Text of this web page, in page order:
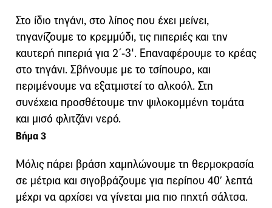
Στο ίδιο τηγάνι, στο λίπος που έχει μείνει,
τηγανίζουμε το κρεμμύδι, τις πιπεριές και την
καυτερή πιπεριά για 2΄-3'. Επαναφέρουμε το κρέας
στο τηγάνι. Σβήνουμε με το τσίπουρο, και
περιμένουμε να εξατμιστεί το αλκοόλ. Στη
συνέχεια προσθέτουμε την ψιλοκομμένη τομάτα
και μισό φλιτζάνι νερό.
Βήμα 3
Μόλις πάρει βράση χαμηλώνουμε τη θερμοκρασία
σε μέτρια και σιγοβράζουμε για περίπου 40′ λεπτά
μέχρι να αρχίσει να γίνεται μια πιο πηχτή σάλτσα.